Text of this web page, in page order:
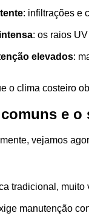
: infiltrações e
: os raios
elevados:
o clima costeiro
e
vejamos
tradicional,
manutenção